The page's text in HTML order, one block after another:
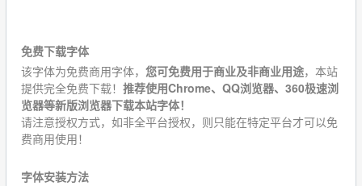
免费下载字体
该字体为免费商用字体， 您可免费用于商业及非商业用途，本站
提供完全免费下载！ 推荐使用Chrome、QQ浏览器、360极速浏
览器等新版浏览器下载本站字体！
请注意授权方式，如非全平台授权，则只能在特定平台才可以免
费商用使用！
字体安装方法